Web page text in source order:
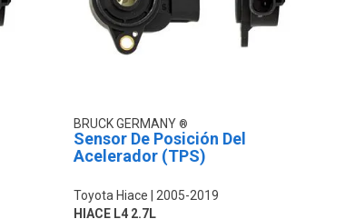
BRUCK GERMANY
Sensor De Posición Del
Acelerador (TPS)
Toyota Hiace
2005-2019
HIACE L4 2.7L